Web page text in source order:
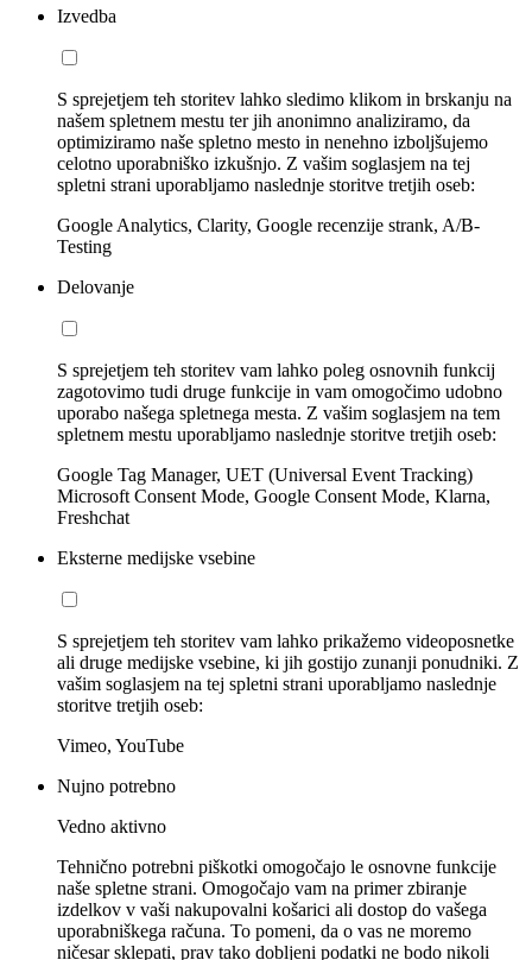
Izvedba
S sprejetjem teh storitev lahko sledimo klikom in brskanju na
našem spletnem mestu ter jih anonimno analiziramo, da
optimiziramo naše spletno mesto in nenehno izboljšujemo
celotno uporabniško izkušnjo. Z vašim soglasjem na tej
spletni strani uporabljamo naslednje storitve tretjih oseb:
Google Analytics, Clarity, Google recenzije strank, A/B-
Testing
Delovanje
S sprejetjem teh storitev vam lahko poleg osnovnih funkcij
zagotovimo tudi druge funkcije in vam omogočimo udobno
uporabo našega spletnega mesta. Z vašim soglasjem na tem
spletnem mestu uporabljamo naslednje storitve tretjih oseb:
Google Tag Manager, UET (Universal Event Tracking)
Microsoft Consent Mode, Google Consent Mode, Klarna,
Freshchat
Eksterne medijske vsebine
S sprejetjem teh storitev vam lahko prikažemo videoposnetke
ali druge medijske vsebine, ki jih gostijo zunanji ponudniki. Z
vašim soglasjem na tej spletni strani uporabljamo naslednje
storitve tretjih oseb:
Vimeo, YouTube
Nujno potrebno
Vedno aktivno
Tehnično potrebni piškotki omogočajo le osnovne funkcije
naše spletne strani. Omogočajo vam na primer zbiranje
izdelkov v vaši nakupovalni košarici ali dostop do vašega
uporabniškega računa. To pomeni, da o vas ne moremo
ničesar sklepati, prav tako dobljeni podatki ne bodo nikoli